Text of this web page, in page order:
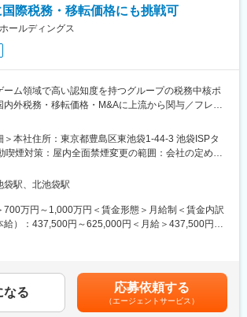
ラブル対応）
同席・アイデア出し
的スキーム設計
渉など
兼法務本部長兼法務部長1名、課長級1名、メンバー5
ガルチェックや契約書の作成、精査、事業のスキー
法務相談等、0から10までを一貫して行っておりま
、事業づくりの最前線で動く戦略法務です。
を100個つくる」思想のもと、新規事業に上流から
金融、空間デザインなど、多様な事業で法務スキル
的に前に進める法務」になれる環境が、最大の魅力
際税務・移転価格にも挑戦可
ールディングス
ーム領域で高い認知度を持つグループの税務中核ポ
内外税務・移転価格・M&Aに上流から関与／フレッ
での税務ガバナンス体制を強化するため税務スペシ
集しています。
おける税務課題をプロアクティブに解決すること
推進を税務面からサポートをしていただきます。
、移転価格対応や税務方針の策定といった海外税務
与できる環境です。
伴う税務の検討及び海外税務相談の対応
応
グループ内組織再編等に対する税務面からの検討や助
＞本社住所：東京都豊島区東池袋1-44-3 池袋ISPタ
喫煙対策：屋内全面禁煙変更の範囲：会社の定める
ートワーク含む）
袋駅、北池袋駅
700万円～1,000万円＜賃金形態＞月給制＜賃金内訳
給）：437,500円～625,000円＜月給＞437,500円～
る※ご経験に応じて管理監督者として採用させて頂く
ます。（この場合基本給のみ／残業手当は支給対象
賃金はあくまでも目安の金額であり、選考を通じ
なる 応募依頼する
（エージェントサービス）